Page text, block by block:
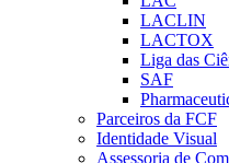
LACLIN
LACTOX
Liga das
SAF
Parceiros da FCF
Identidade Visual
Assessoria de